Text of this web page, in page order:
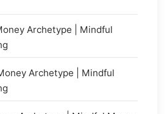
Archetype | Mindful
Archetype | Mindful